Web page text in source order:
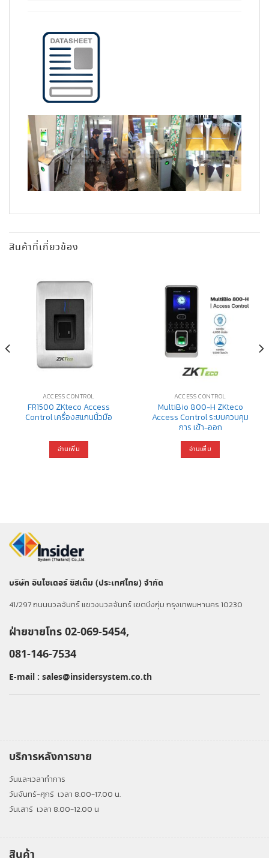
สินค้าที่เกี่ยวข้อง
ACCESS CONTROL
FR1500 ZKteco Access
Control เครื่องสแกนนิ้วมือ
อ่านเพิ่ม
ACCESS CONTROL
MultiBio 800-H ZKteco
Access Control ระบบควบคุม
การ เข้า-ออก
อ่านเพิ่ม
บริษัท อินไซเดอร์ ซิสเต็ม (ประเทศไทย) จำกัด
41/297 ถนนนวลจันทร์ แขวงนวลจันทร์ เขตบึงกุ่ม กรุงเทพมหานคร 10230
ฝ่ายขายโทร 02-069-5454,
081-146-7534
E-mail : sales@insidersystem.co.th
บริการหลังการขาย
วันและเวลาทำการ
วันจันทร์-ศุกร์ เวลา 8.00-17.00 น.
วันเสาร์ เวลา 8.00-12.00 น